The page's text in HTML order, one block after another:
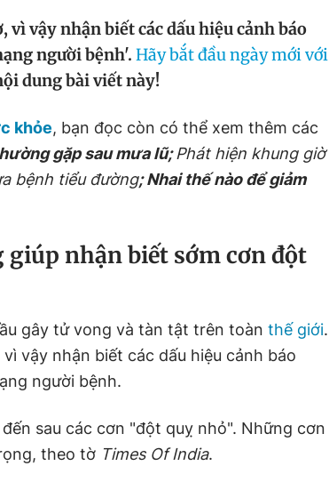
vậy nhận biết các dấu hiệu cảnh báo
người bệnh'. Hãy bắt đầu ngày mới với
dung bài viết này!
khỏe, bạn đọc còn có thể xem thêm các
gặp sau mưa lũ;Phát hiện khung giờ
bệnh tiểu đường; Nhai thế nào để giảm
nhận biết sớm cơn đột
gây tử vong và tàn tật trên toàn thế giới.
vậy nhận biết các dấu hiệu cảnh báo
người bệnh.
đến sau các cơn "đột quỵ nhỏ". Những cơn
theo tờ Times Of India.